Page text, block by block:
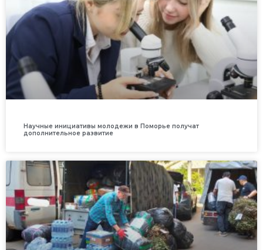
Научные инициативы молодежи в Поморье получат
дополнительное развитие